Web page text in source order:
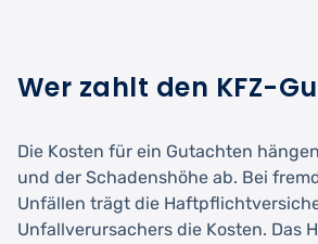
Wer zahlt den KFZ-
Die Kosten für ein Gutachten
und der Schadenshöhe ab. Bei
Unfällen trägt die
Unfallverursachers die Kosten. Das